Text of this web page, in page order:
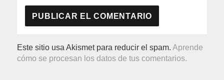
Este sitio usa Akismet para reducir el spam.Aprende
cómo se procesan los datos de tus comentarios.